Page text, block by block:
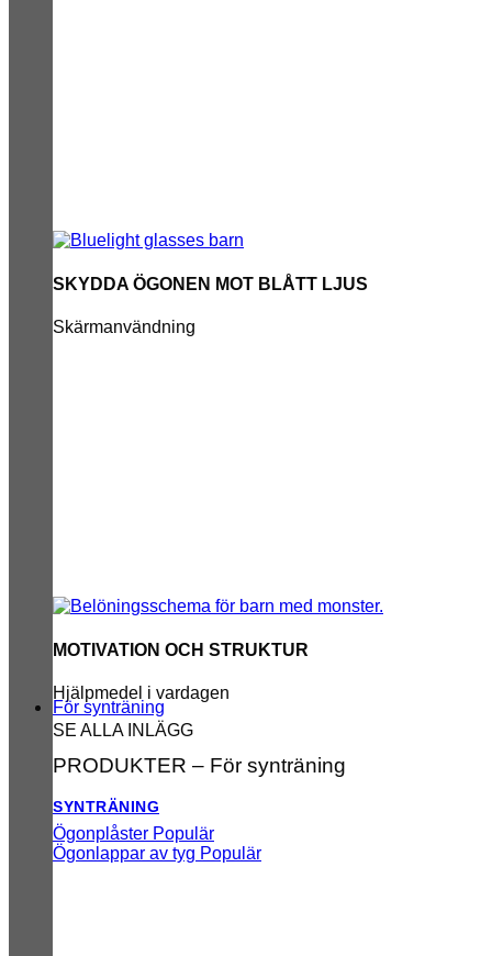
SKYDDA ÖGONEN MOT BLÅTT LJUS
Skärmanvändning
MOTIVATION OCH STRUKTUR
Hjälpmedel i vardagen
SE ALLA INLÄGG
För synträning
PRODUKTER – För synträning
SYNTRÄNING
Ögonplåster
Ögonlappar av tyg